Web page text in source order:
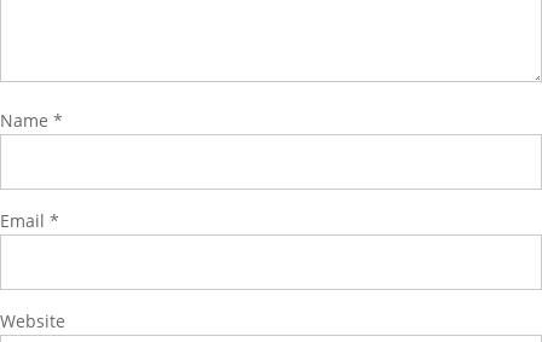
Name *
Email *
Website